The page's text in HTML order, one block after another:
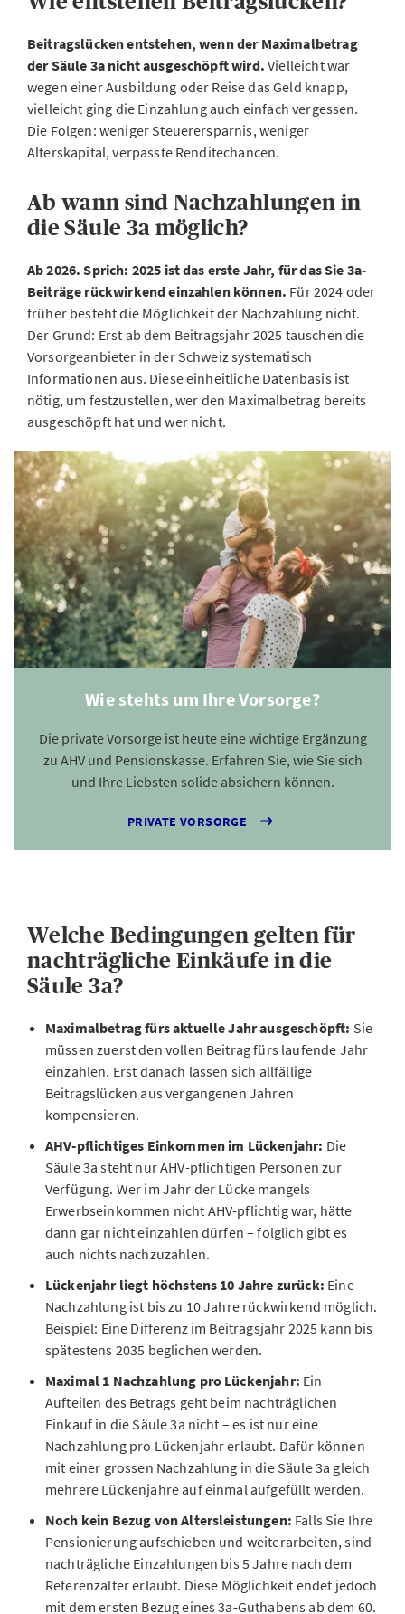
Beitragslücken entstehen, wenn der Maximalbetrag
der Säule 3a nicht ausgeschöpft wird. Vielleicht war
wegen einer Ausbildung oder Reise das Geld knapp,
vielleicht ging die Einzahlung auch einfach vergessen.
Die Folgen: weniger Steuerersparnis, weniger
Alterskapital, verpasste Renditechancen.
Ab wann sind Nachzahlungen in
die Säule 3a möglich?
Ab 2026. Sprich: 2025 ist das erste Jahr, für das Sie 3a-
Beiträge rückwirkend einzahlen können. Für 2024 oder
früher besteht die Möglichkeit der Nachzahlung nicht.
Der Grund: Erst ab dem Beitragsjahr 2025 tauschen die
Vorsorgeanbieter in der Schweiz systematisch
Informationen aus. Diese einheitliche Datenbasis ist
nötig, um festzustellen, wer den Maximalbetrag bereits
ausgeschöpft hat und wer nicht.
Wie stehts um Ihre Vorsorge?
Die private Vorsorge ist heute eine wichtige Ergänzung
zu AHV und Pensionskasse. Erfahren Sie, wie Sie sich
und Ihre Liebsten solide absichern können.
PRIVATE VORSORGE
Welche Bedingungen gelten für
nachträgliche Einkäufe in die
Säule 3a?
Maximalbetrag fürs aktuelle Jahr ausgeschöpft: Sie
müssen zuerst den vollen Beitrag fürs laufende Jahr
einzahlen. Erst danach lassen sich allfällige
Beitragslücken aus vergangenen Jahren
kompensieren.
AHV-pflichtiges Einkommen im Lückenjahr: Die
Säule 3a steht nur AHV-pflichtigen Personen zur
Verfügung. Wer im Jahr der Lücke mangels
Erwerbseinkommen nicht AHV-pflichtig war, hätte
dann gar nicht einzahlen dürfen – folglich gibt es
auch nichts nachzuzahlen.
Lückenjahr liegt höchstens 10 Jahre zurück: Eine
Nachzahlung ist bis zu 10 Jahre rückwirkend möglich.
Beispiel: Eine Differenz im Beitragsjahr 2025 kann bis
spätestens 2035 beglichen werden.
Maximal 1 Nachzahlung pro Lückenjahr: Ein
Aufteilen des Betrags geht beim nachträglichen
Einkauf in die Säule 3a nicht – es ist nur eine
Nachzahlung pro Lückenjahr erlaubt. Dafür können
mit einer grossen Nachzahlung in die Säule 3a gleich
mehrere Lückenjahre auf einmal aufgefüllt werden.
Noch kein Bezug von Altersleistungen: Falls Sie Ihre
Pensionierung aufschieben und weiterarbeiten, sind
nachträgliche Einzahlungen bis 5 Jahre nach dem
Referenzalter erlaubt. Diese Möglichkeit endet jedoch
mit dem ersten Bezug eines 3a-Guthabens ab dem 60.